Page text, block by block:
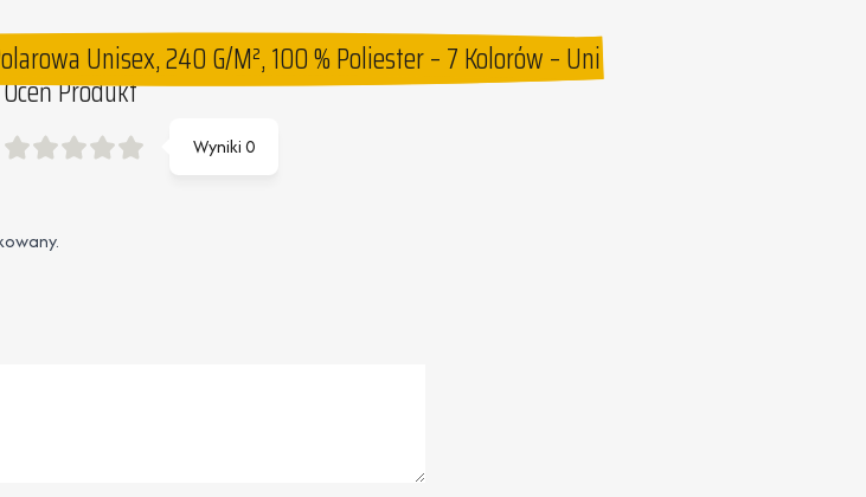
Unisex, 240 G/m², 100 % Poliester – 7 Kolorów – Uni
Oceń Produkt
Wyniki0